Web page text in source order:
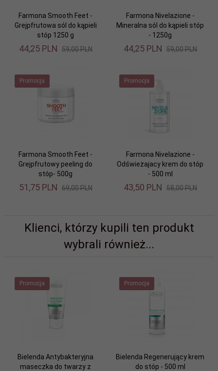
Farmona Smooth Feet -
Grejpfrutowa sól do kąpieli
stóp 1250 g
44,25 PLN 59,00 PLN
Farmona Nivelazione -
Mineralna sól do kąpieli stóp
- 1250g
44,25 PLN 59,00 PLN
Promocja
Farmona Smooth Feet -
Grejpfrutowy peeling do
stóp- 500g
51,75 PLN 69,00 PLN
Promocja
Farmona Nivelazione -
Odświeżajacy krem do stóp
- 500 ml
43,50 PLN 58,00 PLN
Klienci, którzy kupili ten produkt
wybrali również...
Promocja
Bielenda Antybakteryjna
maseczka do twarzy z
Promocja
Bielenda Regenerujący krem
do stóp - 500 ml